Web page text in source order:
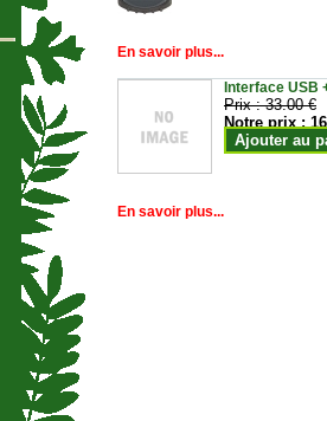
En savoir plus...
Interface USB
Prix :33.00 €
Notre prix :
Ajouter au
En savoir plus...